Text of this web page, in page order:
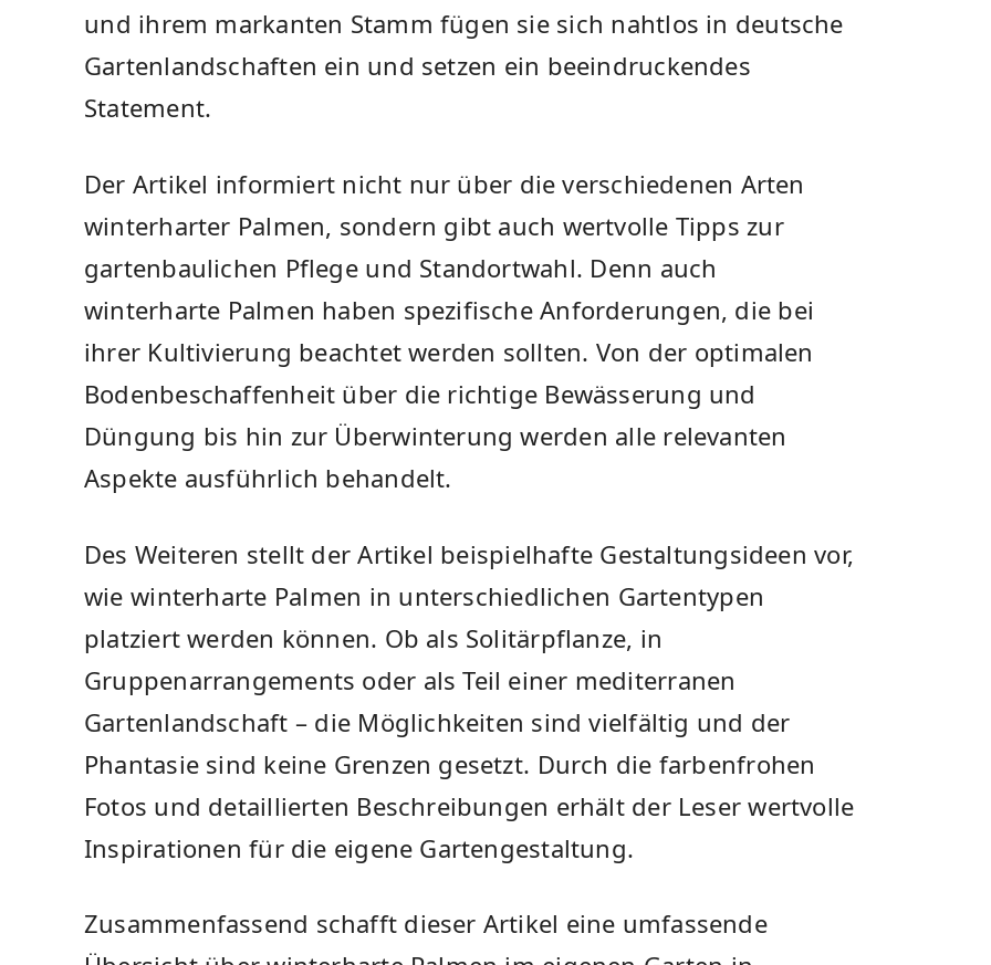
⁣und ihrem markanten Stamm fügen ‌sie sich⁣ nahtlos in deutsche
Gartenlandschaften ein und setzen⁢ ein ‍beeindruckendes
Statement.
Der Artikel⁣ informiert nicht nur über die verschiedenen Arten
winterharter Palmen, sondern gibt auch wertvolle​ Tipps zur​
gartenbaulichen Pflege ⁣und‌ Standortwahl. ⁣Denn auch
winterharte Palmen haben spezifische Anforderungen, die bei
ihrer Kultivierung beachtet werden sollten. ‌Von⁣ der optimalen
Bodenbeschaffenheit über die richtige Bewässerung und
Düngung bis hin zur Überwinterung werden ⁤alle relevanten
Aspekte ausführlich behandelt.
Des Weiteren stellt der Artikel⁤ beispielhafte Gestaltungsideen vor,
wie⁤ winterharte⁤ Palmen in⁣ unterschiedlichen⁣ Gartentypen⁢
platziert werden können. Ob als Solitärpflanze, in
Gruppenarrangements oder als Teil einer mediterranen
Gartenlandschaft⁤ – die ‍Möglichkeiten sind vielfältig‌ und der
Phantasie sind keine Grenzen gesetzt. ⁣Durch die farbenfrohen
Fotos und detaillierten Beschreibungen erhält der Leser wertvolle
‍Inspirationen für ‍die eigene Gartengestaltung.
Zusammenfassend schafft dieser ​Artikel eine umfassende